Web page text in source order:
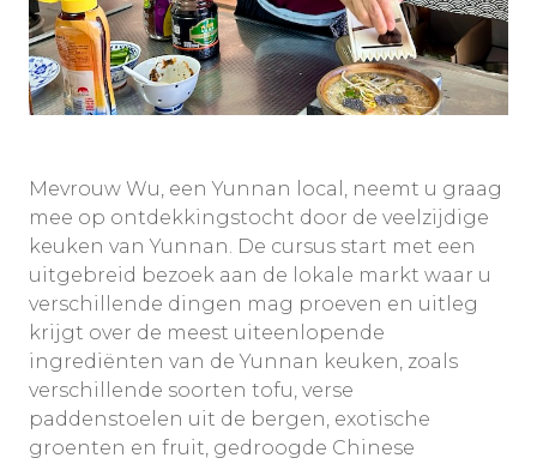
Mevrouw Wu, een Yunnan local, neemt u graag
mee op ontdekkingstocht door de veelzijdige
keuken van Yunnan. De cursus start met een
uitgebreid bezoek aan de lokale markt waar u
verschillende dingen mag proeven en uitleg
krijgt over de meest uiteenlopende
ingrediënten van de Yunnan keuken, zoals
verschillende soorten tofu, verse
paddenstoelen uit de bergen, exotische
groenten en fruit, gedroogde Chinese